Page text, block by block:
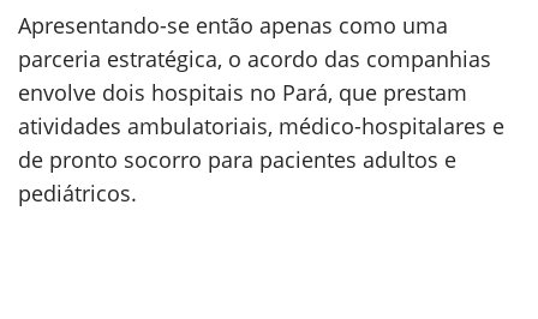
Apresentando-se então apenas como uma
parceria estratégica, o acordo das companhias
envolve dois hospitais no Pará, que prestam
atividades ambulatoriais, médico-hospitalares e
de pronto socorro para pacientes adultos e
pediátricos.